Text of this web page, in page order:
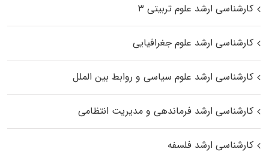
کارشناسی ارشد علوم تربیتی ۳
کارشناسی ارشد علوم جغرافیایی
کارشناسی ارشد علوم سیاسی و روابط بین الملل
کارشناسی ارشد فرماندهی و مدیریت انتظامی
کارشناسی ارشد فلسفه